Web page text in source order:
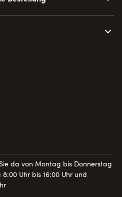
da von Montag bis Donnerstag
Uhr bis 16:00 Uhr und